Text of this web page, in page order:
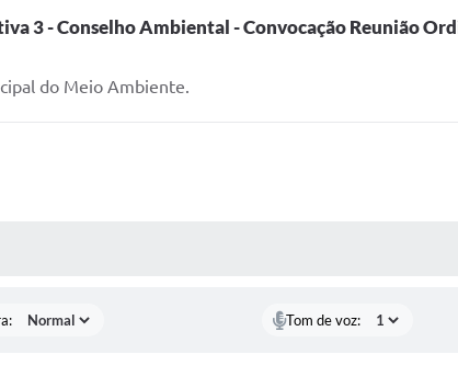
3 - Conselho Ambiental - Convocação Reunião
do Meio Ambiente.
Tom de voz: